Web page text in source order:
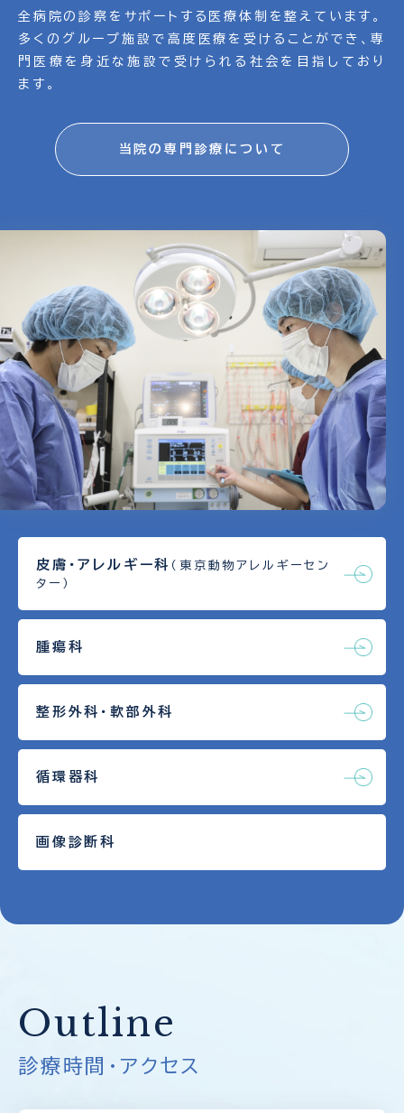
全病院の診察をサポートする医療体制を整えています。
多くのグループ施設で高度医療を受けることができ、専
門医療を身近な施設で受けられる社会を目指しており
ます。
当院の専門診療について
皮膚・アレルギー科 （東京動物アレルギーセン
ター）
腫瘍科
整形外科・軟部外科
循環器科
画像診断科
Outline
診療時間・アクセス